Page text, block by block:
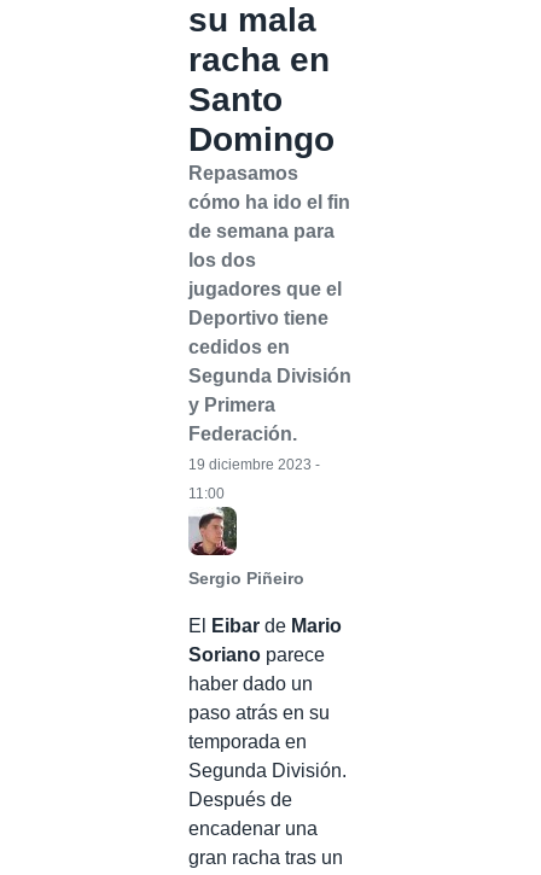
su mala
racha en
Santo
Domingo
Repasamos
cómo ha ido el fin
de semana para
los dos
jugadores que el
Deportivo tiene
cedidos en
Segunda División
y Primera
Federación.
Sergio Piñeiro
19 diciembre 2023 -
11:00
El Eibar de Mario
Soriano parece
haber dado un
paso atrás en su
temporada en
Segunda División.
Después de
encadenar una
gran racha tras un